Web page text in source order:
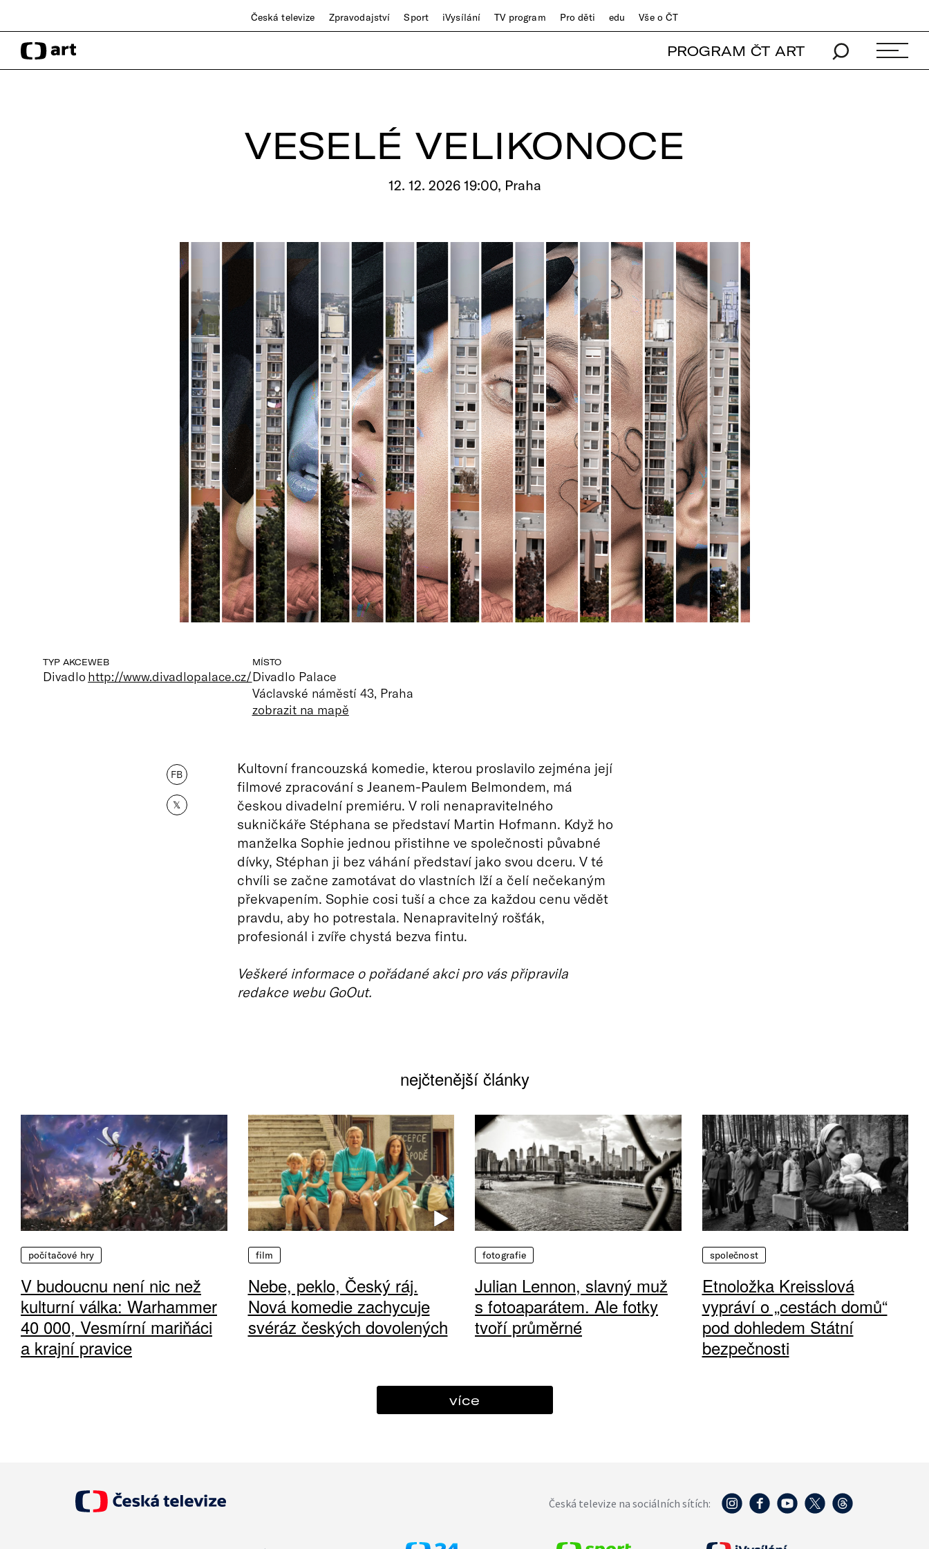
Česká televize Zpravodajství Sport iVysílání TV program Pro děti edu Vše o ČT
PROGRAM ČT ART
VESELÉ VELIKONOCE
12. 12. 2026 19:00, Praha
TYP AKCE
Divadlo
WEB
http://www.divadlopalace.cz/
MÍSTO
Divadlo Palace
Václavské náměstí 43, Praha
zobrazit na mapě
FB
𝕏
Kultovní francouzská komedie, kterou proslavilo zejména její
filmové zpracování s Jeanem-Paulem Belmondem, má
českou divadelní premiéru. V roli nenapravitelného
sukničkáře Stéphana se představí Martin Hofmann. Když ho
manželka Sophie jednou přistihne ve společnosti půvabné
dívky, Stéphan ji bez váhání představí jako svou dceru. V té
chvíli se začne zamotávat do vlastních lží a čelí nečekaným
překvapením. Sophie cosi tuší a chce za každou cenu vědět
pravdu, aby ho potrestala. Nenapravitelný rošťák,
profesionál i zvíře chystá bezva fintu.
Veškeré informace o pořádané akci pro vás připravila
redakce webu GoOut.
nejčtenější články
počítačové hry
V budoucnu není nic než
kulturní válka: Warhammer
40 000, Vesmírní mariňáci
a krajní pravice
film
Nebe, peklo, Český ráj.
Nová komedie zachycuje
svéráz českých dovolených
fotografie
Julian Lennon, slavný muž
s fotoaparátem. Ale fotky
tvoří průměrné
společnost
Etnoložka Kreisslová
vypráví o „cestách domů“
pod dohledem Státní
bezpečnosti
více
Česká televize na sociálních sítích: